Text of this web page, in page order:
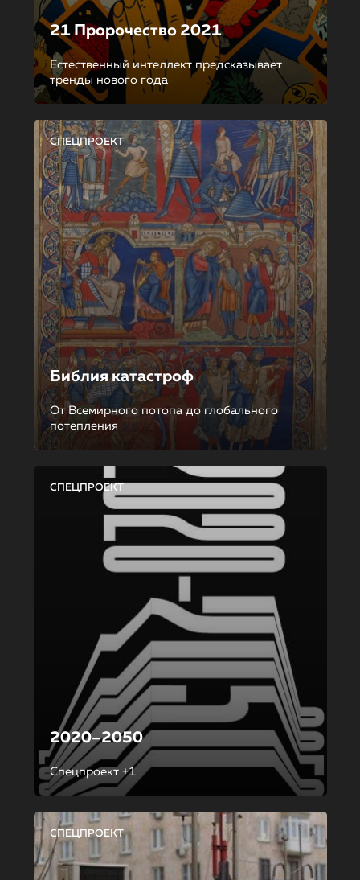
21 Пророчество 2021
Естественный интеллект предсказывает
тренды нового года
СПЕЦПРОЕКТ
Библия катастроф
От Всемирного потопа до глобального
потепления
СПЕЦПРОЕКТ
2020–2050
Спецпроект +1
СПЕЦПРОЕКТ